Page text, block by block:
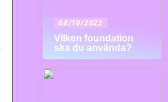
08/10/2022
Vilken foundation
ska du använda?